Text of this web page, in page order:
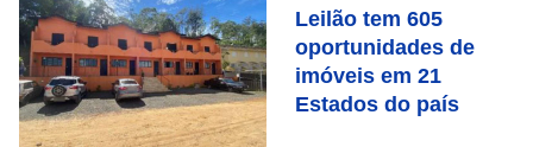
Leilão tem 605
oportunidades de
imóveis em 21
Estados do país